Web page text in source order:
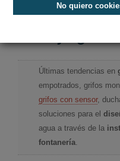
No quiero
Baño y agua
Últimas tendencias en
empotrados, grifos
grifos con sensor,
soluciones para el
agua a través de la
fontanería